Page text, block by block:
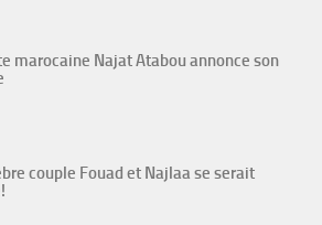
marocaine Najat Atabou annonce son
couple Fouad et Najlaa se serait